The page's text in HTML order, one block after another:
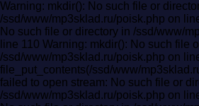
Warning: mkdir(): No such file or
/ssd/www/mp3sklad.ru/poisk.php on
No such file or directory in /ssd/www/
line 110 Warning: mkdir(): No such file
/ssd/www/mp3sklad.ru/poisk.php on
file_put_contents(/ssd/www/
failed to open stream: No such file or
/ssd/www/mp3sklad.ru/poisk.php on